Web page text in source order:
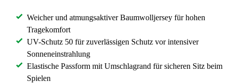
Weicher und atmungsaktiver Baumwolljersey für hohen
Tragekomfort
UV-Schutz 50 für zuverlässigen Schutz vor intensiver
Sonneneinstrahlung
Elastische Passform mit Umschlagrand für sicheren Sitz beim
Spielen